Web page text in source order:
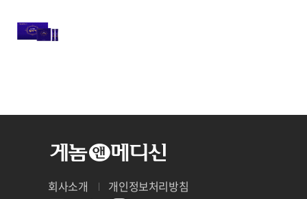
회사소개 개인정보처리방침